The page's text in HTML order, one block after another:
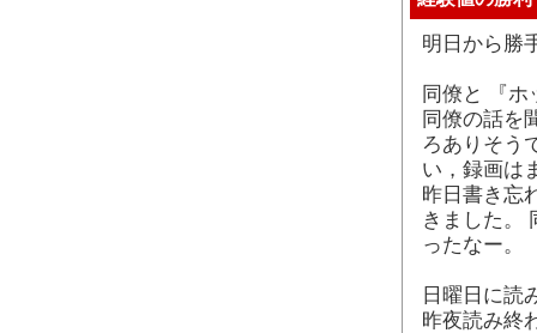
明日から勝
同僚と 『
同僚の話を
ろありそう
い，録画は
昨日書き忘
きました。
ったなー。
日曜日に読
昨夜読み終